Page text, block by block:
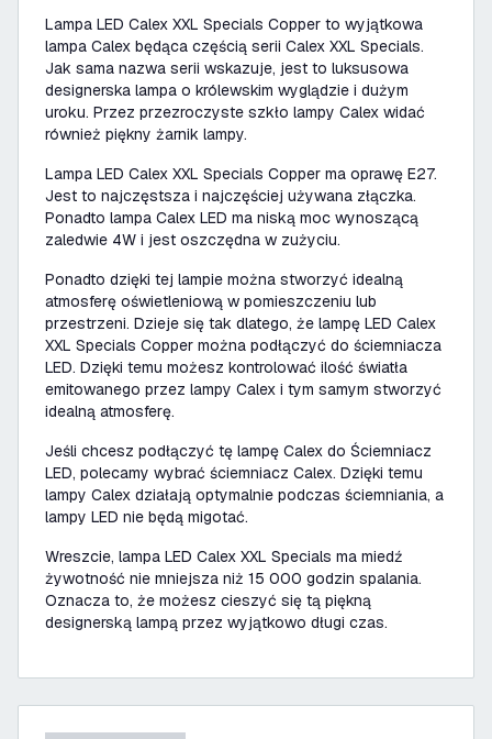
Lampa LED Calex XXL Specials Copper to wyjątkowa
lampa Calex będąca częścią serii Calex XXL Specials.
Jak sama nazwa serii wskazuje, jest to luksusowa
designerska lampa o królewskim wyglądzie i dużym
uroku. Przez przezroczyste szkło lampy Calex widać
również piękny żarnik lampy.
Lampa LED Calex XXL Specials Copper ma oprawę E27.
Jest to najczęstsza i najczęściej używana złączka.
Ponadto lampa Calex LED ma niską moc wynoszącą
zaledwie 4W i jest oszczędna w zużyciu.
Ponadto dzięki tej lampie można stworzyć idealną
atmosferę oświetleniową w pomieszczeniu lub
przestrzeni. Dzieje się tak dlatego, że lampę LED Calex
XXL Specials Copper można podłączyć do ściemniacza
LED. Dzięki temu możesz kontrolować ilość światła
emitowanego przez lampy Calex i tym samym stworzyć
idealną atmosferę.
Jeśli chcesz podłączyć tę lampę Calex do Ściemniacz
LED, polecamy wybrać ściemniacz Calex. Dzięki temu
lampy Calex działają optymalnie podczas ściemniania, a
lampy LED nie będą migotać.
Wreszcie, lampa LED Calex XXL Specials ma miedź
żywotność nie mniejsza niż 15 000 godzin spalania.
Oznacza to, że możesz cieszyć się tą piękną
designerską lampą przez wyjątkowo długi czas.